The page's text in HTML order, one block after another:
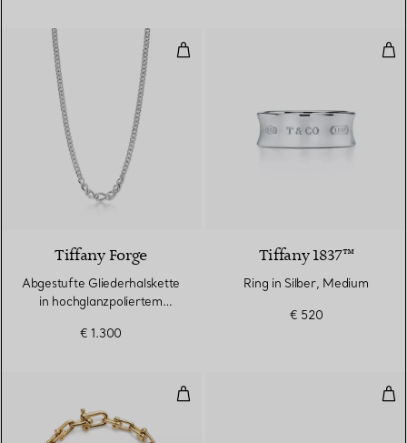
Abgestufte Gliederhalskette in
Tiffany Forge
Abgestufte Gliederhalskette
in hochglanzpoliertem
€ 1.300
Tiffany 1837™
Ring in Silber, Medium
€ 520
Kleines Gliederarmband in